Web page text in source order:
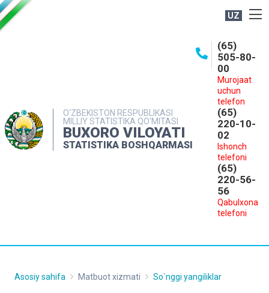
UZ
O‘ZBEKISTON RESPUBLIKASI
MILLIY STATISTIKA QO‘MITASI
BUXORO VILOYATI
STATISTIKA BOSHQARMASI
(65)
505-80-
00
Murojaat
uchun
telefon
(65)
220-10-
02
Ishonch
telefoni
(65)
220-56-
56
Qabulxona
telefoni
MATBUOT XIZMATI
MUROJAATLAR
Asosiy sahifa Matbuot xizmati So`nggi yangiliklar